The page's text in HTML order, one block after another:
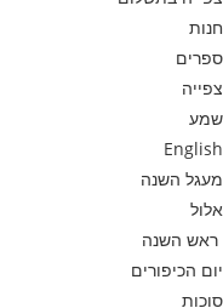
חנות
ספרים
צפייה
שמע
English
מעגל השנה
אלול
ראש השנה
יום הכיפורים
סוכות